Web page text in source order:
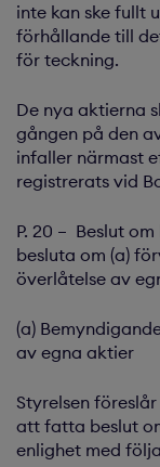
inte kan ske fullt
förhållande till
för teckning.
De nya aktierna
gången på den
infaller närmast
registrerats vid
P. 20 – Beslut
besluta om (a)
överlåtelse av
(a)
av egna aktier
Styrelsen
att fatta beslut
enlighet med